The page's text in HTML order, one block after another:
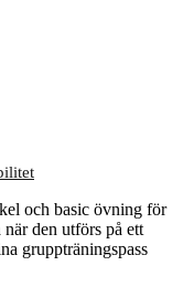
och basic övning för
den utförs på ett
gruppträningspass